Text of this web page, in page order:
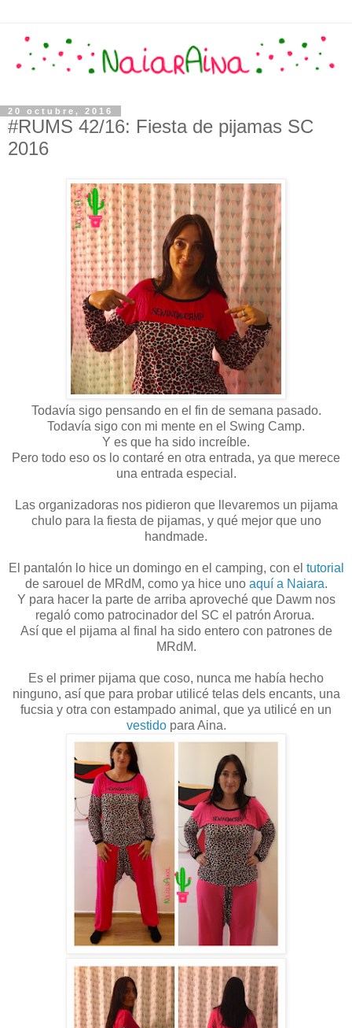
20 octubre, 2016
#RUMS 42/16: Fiesta de pijamas SC
2016
Todavía sigo pensando en el fin de semana pasado.
Todavía sigo con mi mente en el Swing Camp.
Y es que ha sido increíble.
Pero todo eso os lo contaré en otra entrada, ya que merece
una entrada especial.
Las organizadoras nos pidieron que llevaremos un pijama
chulo para la fiesta de pijamas, y qué mejor que uno
handmade.
El pantalón lo hice un domingo en el camping, con el tutorial
de sarouel de MRdM, como ya hice uno aquí a Naiara.
Y para hacer la parte de arriba aproveché que Dawm nos
regaló como patrocinador del SC el patrón Arorua.
Así que el pijama al final ha sido entero con patrones de
MRdM.
Es el primer pijama que coso, nunca me había hecho
ninguno, así que para probar utilicé telas dels encants, una
fucsia y otra con estampado animal, que ya utilicé en un
vestidopara Aina.